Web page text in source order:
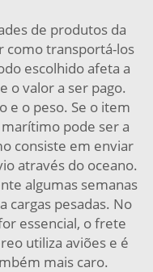
de produtos da
como transportá-los
escolhido afeta a
o valor a ser pago.
e o peso. Se o item
pode ser a
consiste em enviar
através do oceano.
algumas semanas
cargas pesadas. No
essencial, o frete
utiliza aviões e é
mais caro.